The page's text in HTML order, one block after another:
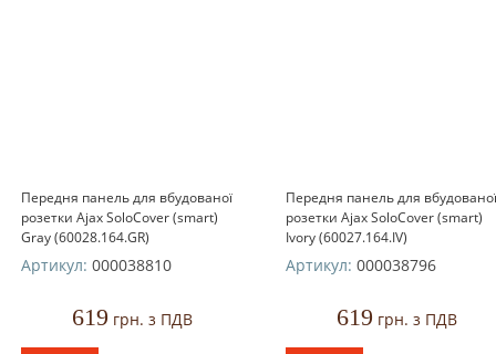
Передня панель для вбудованої
розетки Ajax SoloCover (smart)
Gray (60028.164.GR)
Артикул: 000038810
619 грн. з ПДВ
Передня панель для вбудованої
розетки Ajax SoloCover (smart)
Ivory (60027.164.IV)
Артикул: 000038796
619 грн. з ПДВ